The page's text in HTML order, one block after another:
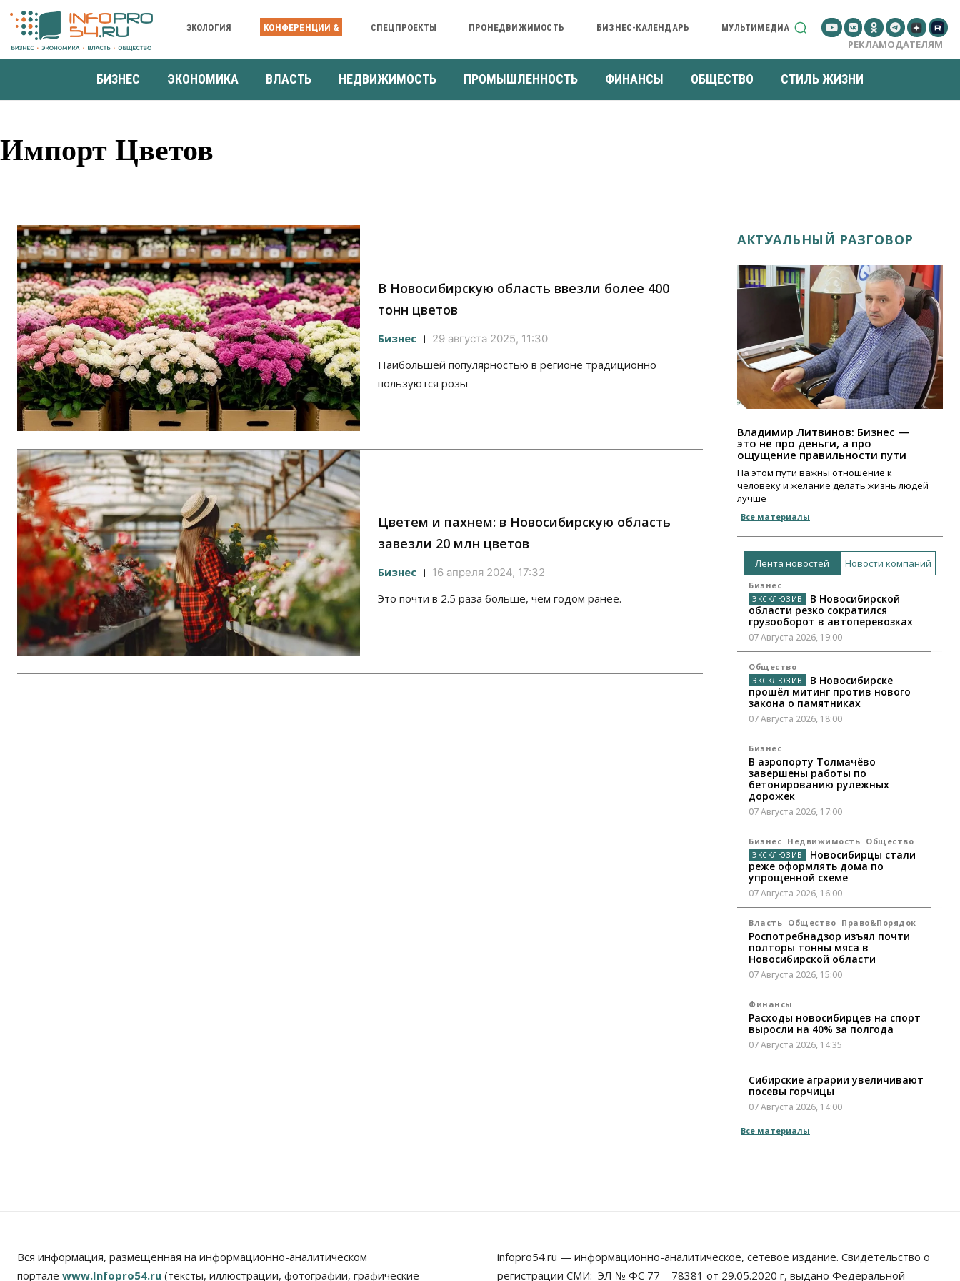
ЭКОЛОГИЯ КОНФЕРЕНЦИИ & СПЕЦПРОЕКТЫ ПРОНЕДВИЖИМОСТЬ БИЗНЕС-КАЛЕНДАРЬ МУЛЬТИМЕДИА
РЕКЛАМОДАТЕЛЯМ
БИЗНЕС ЭКОНОМИКА ВЛАСТЬ НЕДВИЖИМОСТЬ ПРОМЫШЛЕННОСТЬ ФИНАНСЫ ОБЩЕСТВО СТИЛЬ ЖИЗНИ
Импорт Цветов
В Новосибирскую область ввезли более 400
тонн цветов
Бизнес 29 августа 2025, 11:30
Наибольшей популярностью в регионе традиционно
пользуются розы
Цветем и пахнем: в Новосибирскую область
завезли 20 млн цветов
Бизнес 16 апреля 2024, 17:32
Это почти в 2.5 раза больше, чем годом ранее.
АКТУАЛЬНЫЙ РАЗГОВОР
Владимир Литвинов: Бизнес —
это не про деньги, а про
ощущение правильности пути
На этом пути важны отношение к
человеку и желание делать жизнь людей
лучше
Все материалы
Лента новостей Новости компаний
Бизнес
В Новосибирской
области резко сократился
грузооборот в автоперевозках
07 Августа 2026, 19:00
Общество
В Новосибирске
прошёл митинг против нового
закона о памятниках
07 Августа 2026, 18:00
Бизнес
В аэропорту Толмачёво
завершены работы по
бетонированию рулежных
дорожек
07 Августа 2026, 17:00
Бизнес Недвижимость Общество
Новосибирцы стали
реже оформлять дома по
упрощенной схеме
07 Августа 2026, 16:00
Власть Общество Право&Порядок
Роспотребнадзор изъял почти
полторы тонны мяса в
Новосибирской области
07 Августа 2026, 15:00
Финансы
Расходы новосибирцев на спорт
выросли на 40% за полгода
07 Августа 2026, 14:35
Сибирские аграрии увеличивают
посевы горчицы
07 Августа 2026, 14:00
Власть
«поставили машины на прикол»
07 Августа 2026, 13:00
Все материалы
Вся информация, размещенная на информационно-аналитическом
портале www.Infopro54.ru (тексты, иллюстрации, фотографии, графические
infopro54.ru — информационно-аналитическое, сетевое издание. Свидетельство о
регистрации СМИ: ЭЛ № ФС 77 – 78381 от 29.05.2020 г, выдано Федеральной